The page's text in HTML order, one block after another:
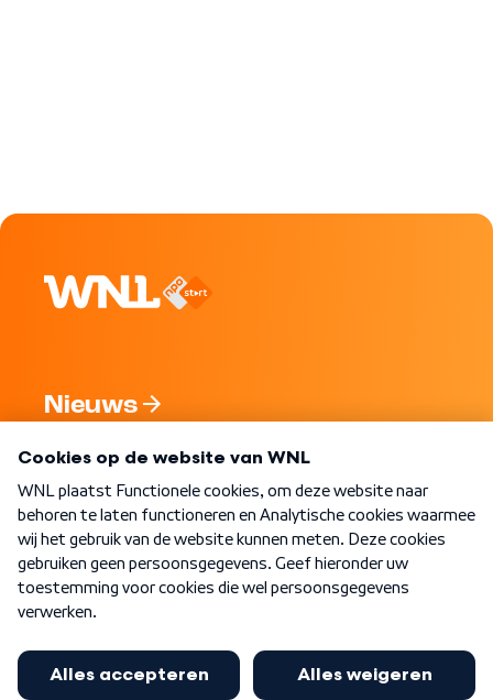
Nieuws
Nieuwsbrief
Word Lid